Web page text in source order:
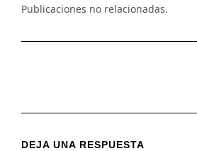
Publicaciones no relacionadas.
DEJA UNA RESPUESTA